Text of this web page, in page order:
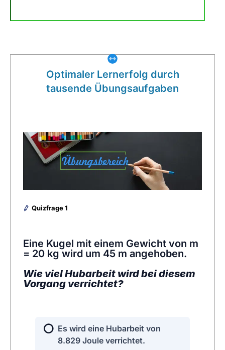
Optimaler Lernerfolg durch
tausende Übungsaufgaben
Quizfrage 1